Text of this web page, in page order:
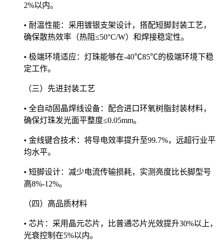
2%以内。
• 耐温性能：采用镀银支架设计，搭配短脚封装工艺，
确保散热效率（热阻≤50°C/W）和焊接稳定性。
• 极端环境适应：灯珠能够在-40℃85℃的极端环境下稳
定工作。
（三）先进封装工艺
• 全自动固晶焊线设备：配合进口环氧树脂封装材料，
确保灯珠发光面平整度≤0.05mm。
• 金线键合技术：将导电效率提升至99.7%，远超行业平
均水平。
• 短脚设计：减少电流传输损耗，实测亮度比长脚型号
高8%-12%。
（四）高品质材料
• 芯片：采用晶元芯片，比普通芯片光效提升30%以上，
光衰控制在5%以内。